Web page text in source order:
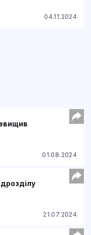
04.11.2024
01.08.2024
21.07.2024